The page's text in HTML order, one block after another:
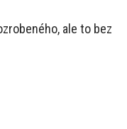
ale to bez